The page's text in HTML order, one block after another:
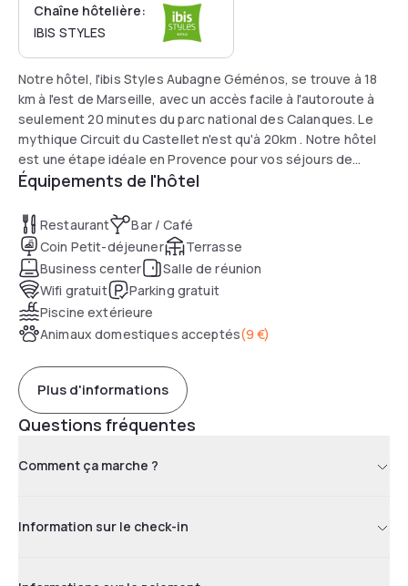
Chaîne hôtelière:
IBIS STYLES
Notre hôtel, l'ibis Styles Aubagne Géménos, se trouve à 18
km à l'est de Marseille, avec un accès facile à l'autoroute à
seulement 20 minutes du parc national des Calanques. Le
mythique Circuit du Castellet n'est qu'à 20km . Notre hôtel
est une étape idéale en Provence pour vos séjours de
loisirs, sportifs ou professionnels, et dispose d'une salle de
Équipements de l'hôtel
Restaurant
Bar / Café
Coin Petit-déjeuner
Terrasse
Business center
Salle de réunion
Wifi gratuit
Parking gratuit
Piscine extérieure
Animaux domestiques acceptés(9 €)
Plus d'informations
Questions fréquentes
Comment ça marche ?
Information sur le check-in